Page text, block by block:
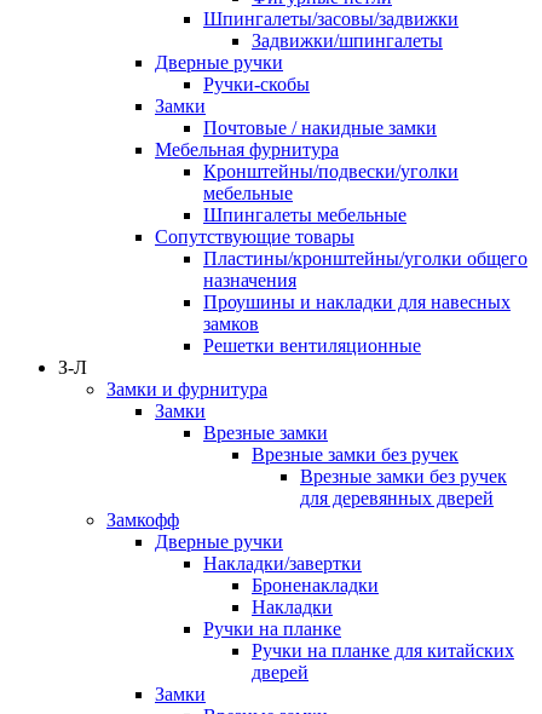
Шпингалеты/засовы/задвижки
Задвижки/шпингалеты
Дверные ручки
Ручки-скобы
Замки
Почтовые / накидные замки
Мебельная фурнитура
Кронштейны/подвески/уголки
мебельные
Шпингалеты мебельные
Сопутствующие товары
Пластины/кронштейны/уголки общего
назначения
Проушины и накладки для навесных
замков
Решетки вентиляционные
З-Л
Замки и фурнитура
Замки
Врезные замки
Врезные замки без ручек
Врезные замки без ручек
для деревянных дверей
Замкофф
Дверные ручки
Накладки/завертки
Броненакладки
Накладки
Ручки на планке
Ручки на планке для китайских
дверей
Замки